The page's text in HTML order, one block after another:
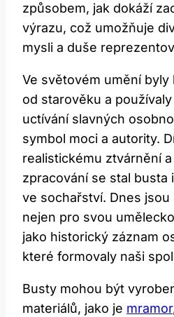
způsobem, jak dokáží
výrazu, což umožňuje
mysli a duše
Ve světovém umění
od starověku a
uctívání slavných
symbol moci a autority.
realistickému ztvárnění
zpracování se stal busta
ve sochařství. Dnes
nejen pro svou
jako historický záznam
které formovaly naši
Busty mohou být
materiálů, jako je mramor